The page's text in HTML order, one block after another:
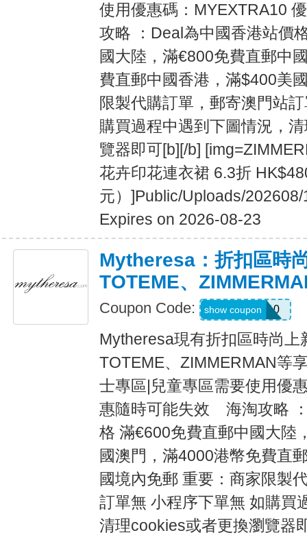
使用優惠碼：MYEXTRA10
攻略 ：Deal為中國香港站價
國大陸，滿€800免費直郵中
費直郵中國香港，滿$400美
限製代購訂單，郵寄澳門站
購買過程中遇到下圖情況，
覽器即可[b][/b]
花卉印花連衣裙 6.3折
元）]Public/Uploads/
Expires on 2026-08-23
Mytheresa：折扣區時
TOTEME、
Coupon Code: MYEXTRA10
show coupon
Mytheresa現有折扣區時尚上
TOTEME、ZIMMERMAN等
士專區|兒童專區需要使用優
惠隨時可能失效 海淘攻略
格 滿€600免費直郵中國大陸
國澳門，滿4000港幣免費直
國境內免郵 重要：商家限製
訂單無 小程序下單無 如購買
清理cookies或者更換瀏覽器